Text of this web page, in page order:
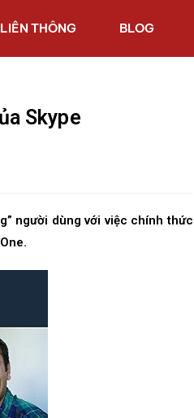
LIÊN THÔNG BLOG
Skype
người dùng với việc chính thức